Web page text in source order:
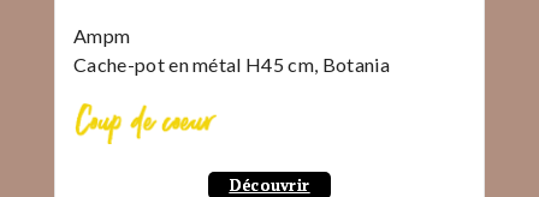
Ampm
Cache-pot en métal H45 cm, Botania
Découvrir